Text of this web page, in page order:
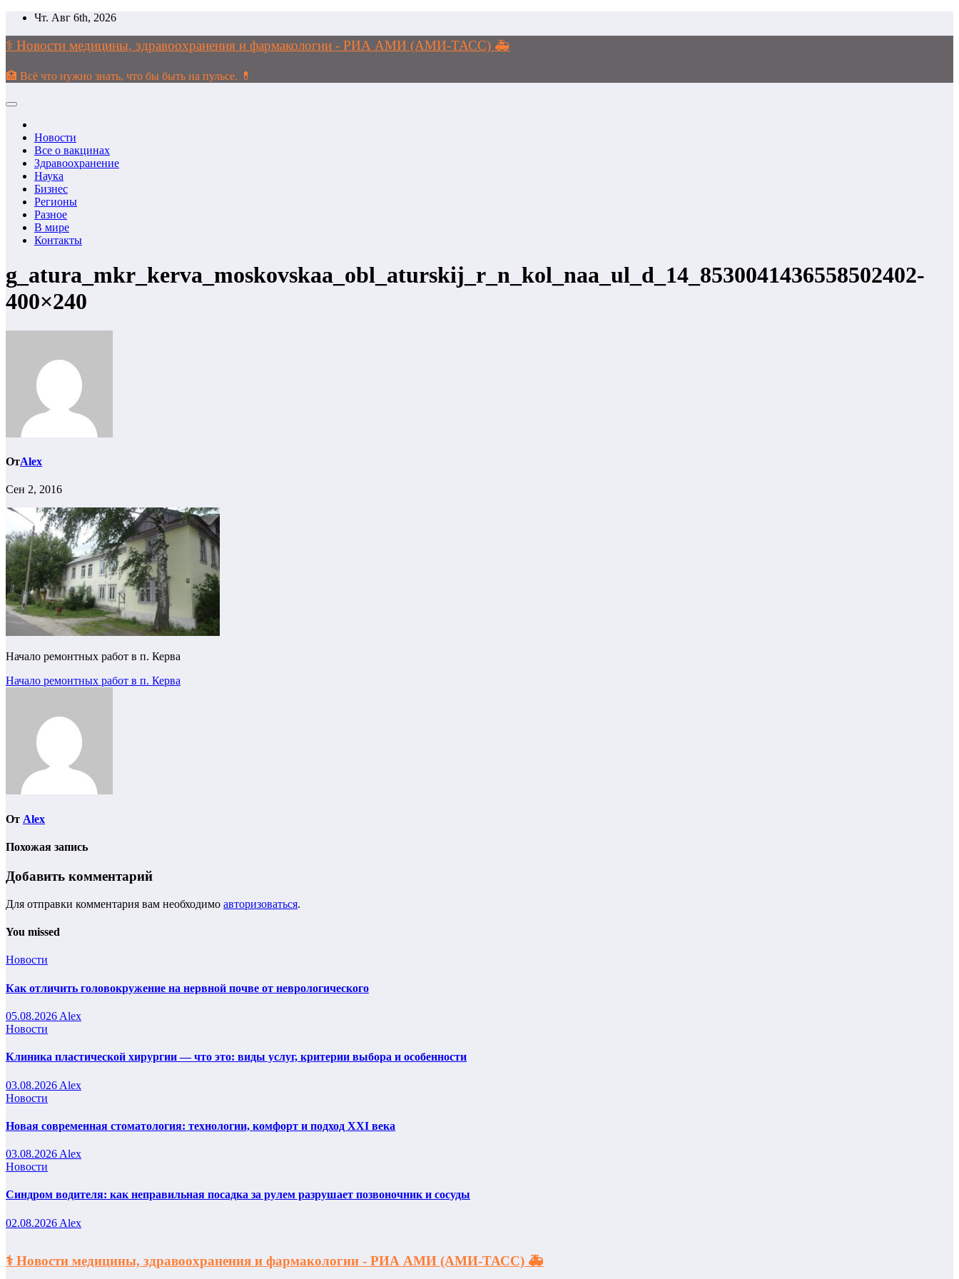
Перейти
содержимому
Чт. Авг 6th, 2026
⚕️ Новости медицины, здравоохранения и фармакологии - РИА АМИ (АМИ-ТАСС) 🚑
🏥 Всё что нужно знать, что бы быть на пульсе. 💊
Новости
Все о вакцинах
Здравоохранение
Наука
Бизнес
Регионы
Разное
В мире
Контакты
g_atura_mkr_kerva_moskovskaa_obl_aturskij_r_n_kol_naa_ul_d_14_8530041436558502402-
400×240
ОтAlex
Сен 2, 2016
Начало ремонтных работ в п. Керва
Навигация
записям
Начало ремонтных работ в п. Керва
От Alex
Похожая запись
Добавить комментарий
Для отправки комментария вам необходимо авторизоваться.
You missed
Новости
Как отличить головокружение на нервной почве от неврологического
05.08.2026 Alex
Новости
Клиника пластической хирургии — что это: виды услуг, критерии выбора и особенности
03.08.2026 Alex
Новости
Новая современная стоматология: технологии, комфорт и подход XXI века
03.08.2026 Alex
Новости
Синдром водителя: как неправильная посадка за рулем разрушает позвоночник и сосуды
02.08.2026 Alex
⚕️ Новости медицины, здравоохранения и фармакологии - РИА АМИ (АМИ-ТАСС) 🚑